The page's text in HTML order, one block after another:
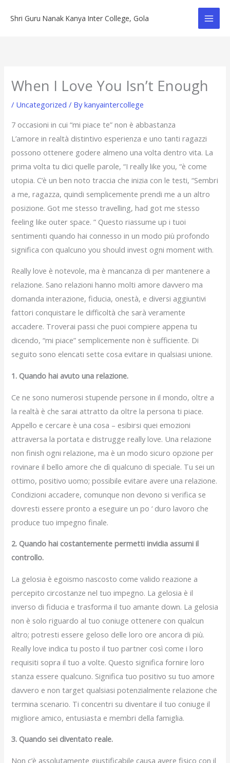
Shri Guru Nanak Kanya Inter College, Gola
When I Love You Isn’t Enough
/ Uncategorized / Bykanyaintercollege
7 occasioni in cui “mi piace te” non è abbastanza
L’amore in realtà distintivo esperienza e uno tanti ragazzi
possono ottenere godere almeno una volta dentro vita. La
prima volta tu dici quelle parole, “I really like you, “è come
utopia. C’è un ben noto traccia che inizia con le testi, “Sembri
a me, ragazza, quindi semplicemente prendi me a un altro
posizione. Got me stesso travelling, had got me stesso
feeling like outer space. ” Questo riassume up i tuoi
sentimenti quando hai connesso in un modo più profondo
significa con qualcuno you should invest ogni moment with.
Really love è notevole, ma è mancanza di per mantenere a
relazione. Sano relazioni hanno molti amore davvero ma
domanda interazione, fiducia, onestà, e diversi aggiuntivi
fattori conquistare le difficoltà che sarà veramente
accadere. Troverai passi che puoi compiere appena tu
dicendo, “mi piace” semplicemente non è sufficiente. Di
seguito sono elencati sette cosa evitare in qualsiasi unione.
1. Quando hai avuto una relazione.
Ce ne sono numerosi stupende persone in il mondo, oltre a
la realtà è che sarai attratto da oltre la persona ti piace.
Appello e cercare è una cosa – esibirsi quei emozioni
attraversa la portata e distrugge really love. Una relazione
non finish ogni relazione, ma è un modo sicuro opzione per
rovinare il bello amore che dì qualcuno di speciale. Tu sei un
ottimo, positivo uomo; possibile evitare avere una relazione.
Condizioni accadere, comunque non devono si verifica se
dovresti essere pronto a eseguire un po ‘ duro lavoro che
produce tuo impegno finale.
2. Quando hai costantemente permetti invidia assumi il
controllo.
La gelosia è egoismo nascosto come valido reazione a
percepito circostanze nel tuo impegno. La gelosia è il
inverso di fiducia e trasforma il tuo amante down. La gelosia
non è solo riguardo al tuo coniuge ottenere con qualcun
altro; potresti essere geloso delle loro ore ancora di più.
Really love indica tu posto il tuo partner così come i loro
requisiti sopra il tuo a volte. Questo significa fornire loro
stanza essere qualcuno. Significa tuo positivo su tuo amore
davvero e non target qualsiasi potenzialmente relazione che
termina scenario. Ti concentri su diventare il tuo coniuge il
migliore amico, entusiasta e membri della famiglia.
3. Quando sei diventato reale.
Non c’è assolutamente giustificabile causa avere fisico con il